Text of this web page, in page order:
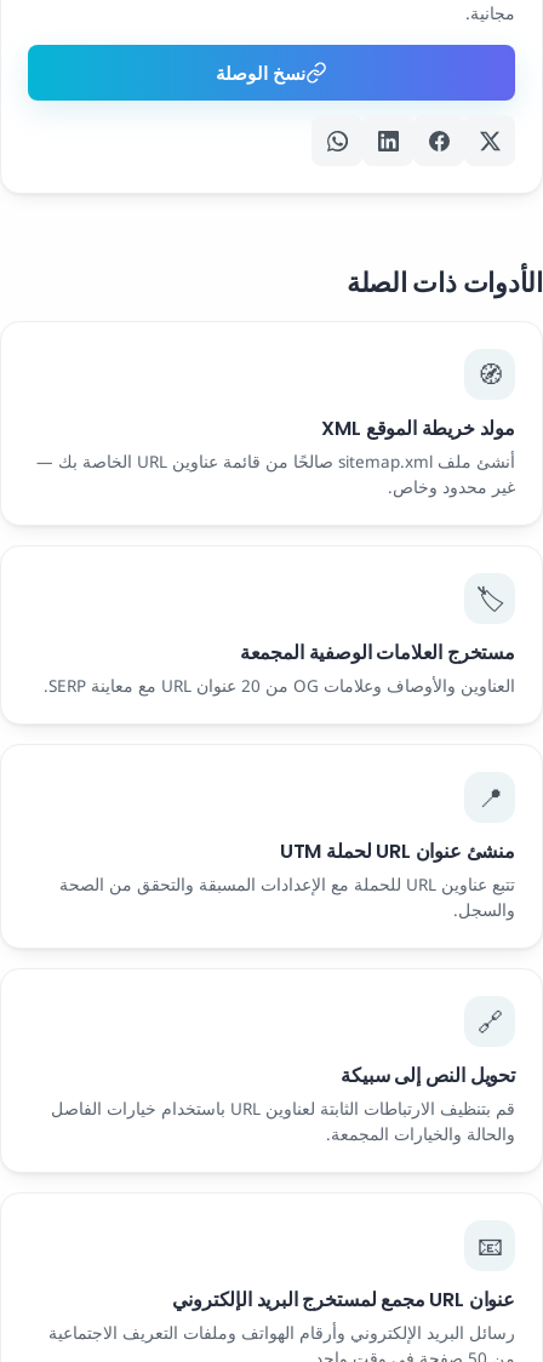
مجانية.
نسخ الوصلة
الأدوات ذات الصلة
🧭
مولد خريطة الموقع XML
أنشئ ملف sitemap.xml صالحًا من قائمة عناوين URL الخاصة بك —
غير محدود وخاص.
🏷️
مستخرج العلامات الوصفية المجمعة
العناوين والأوصاف وعلامات OG من 20 عنوان URL مع معاينة SERP.
📍
منشئ عنوان URL لحملة UTM
تتبع عناوين URL للحملة مع الإعدادات المسبقة والتحقق من الصحة
والسجل.
🔗
تحويل النص إلى سبيكة
قم بتنظيف الارتباطات الثابتة لعناوين URL باستخدام خيارات الفاصل
والحالة والخيارات المجمعة.
📧
عنوان URL مجمع لمستخرج البريد الإلكتروني
رسائل البريد الإلكتروني وأرقام الهواتف وملفات التعريف الاجتماعية